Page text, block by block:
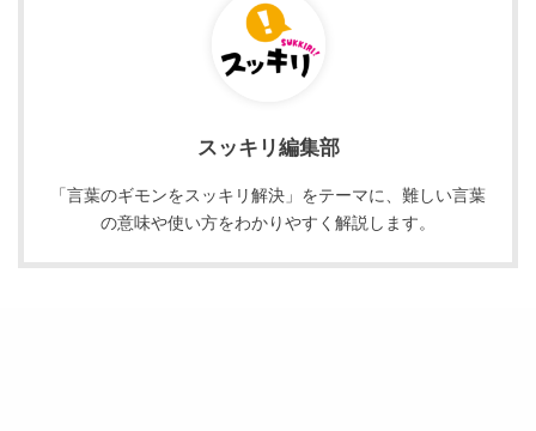
スッキリ編集部
「言葉のギモンをスッキリ解決」をテーマに、難しい言葉
の意味や使い方をわかりやすく解説します。